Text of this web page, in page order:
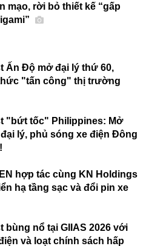
mạo, rời bỏ thiết kế “gấp
Ấn Độ mở đại lý thứ 60,
"tấn công" thị trường
"bứt tốc" Philippines: Mở
đại lý, phủ sóng xe điện Đông
hợp tác cùng KN Holdings
hạ tầng sạc và đổi pin xe
bùng nổ tại GIIAS 2026 với
và loạt chính sách hấp